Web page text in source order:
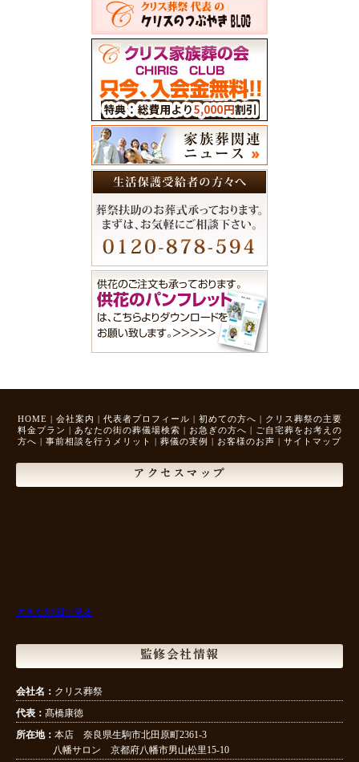
HOME | 会社案内 | 代表者プロフィール | 初めての方へ | クリス葬祭の主要
料金プラン | あなたの街の葬儀場検索 | お急ぎの方へ | ご自宅葬をお考えの
方へ | 事前相談を行うメリット | 葬儀の実例 | お客様のお声 | サイトマップ
アクセスマップ
大きな地図で見る
監修会社情報
会社名： クリス葬祭
代表： 髙橋康徳
所在地： 本店 奈良県生駒市北田原町2361-3
八幡サロン 京都府八幡市男山松里15-10